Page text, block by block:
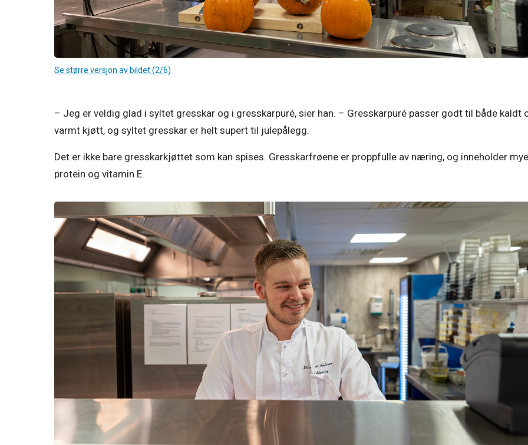
Se større versjon av bildet (2/6)
– Jeg er veldig glad i syltet gresskar og i gresskarpuré, sier han. – Gresskarpuré passer godt til både kaldt
varmt kjøtt, og syltet gresskar er helt supert til julepålegg.
Det er ikke bare gresskarkjøttet som kan spises. Gresskarfrøene er proppfulle av næring, og inneholder mye
protein og vitamin E.